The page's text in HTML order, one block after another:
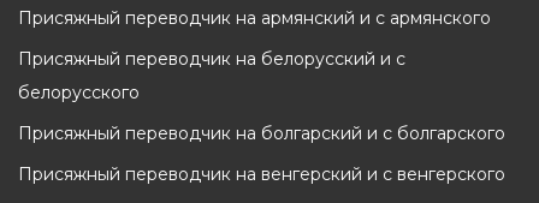
Присяжный переводчик на армянский и с армянского
Присяжный переводчик на белорусский и с
белорусского
Присяжный переводчик на болгарский и с болгарского
Присяжный переводчик на венгерский и с венгерского